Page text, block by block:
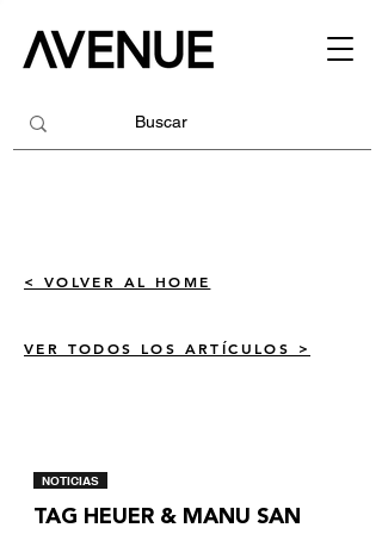
< VOLVER AL HOME
VER TODOS LOS ARTÍCULOS >
NOTICIAS
TAG HEUER & MANU SAN